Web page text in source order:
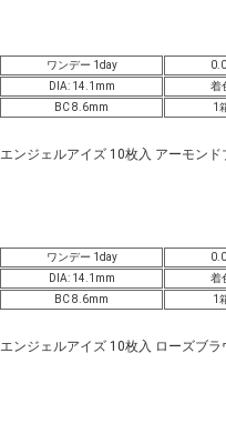
ワンデー 1day
DIA: 14.1mm
着
BC 8.6mm
1
エンジェルアイズ 10枚入 アーモンド
ワンデー 1day
DIA: 14.1mm
着
BC 8.6mm
1
エンジェルアイズ 10枚入 ローズブラ